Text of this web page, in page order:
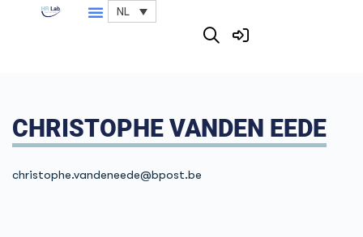
NL
CHRISTOPHE VANDEN EEDE
christophe.vandeneede@bpost.be